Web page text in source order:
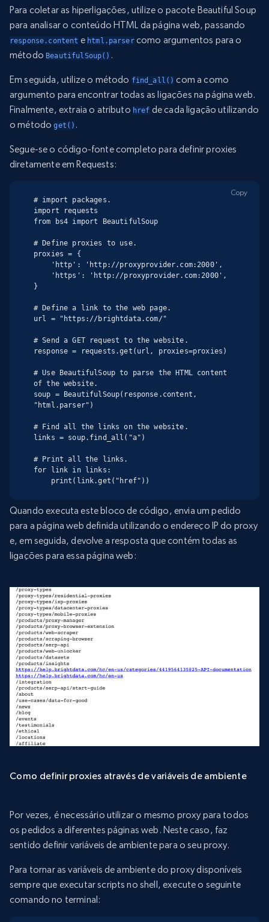
Para coletar as hiperligações, utilize o pacote Beautiful Soup
para analisar o conteúdo HTML da página web, passando
response.content e html.parsercomo argumentos para o
métodoBeautifulSoup() .
Em seguida, utilize o método find_all() com a como
argumento para encontrar todas as ligações na página web.
Finalmente, extraia o atributo href de cada ligação utilizando
o métodoget() .
Segue-se o código-fonte completo para definir proxies
diretamente em Requests:
# import packages.
import requests
from bs4 import BeautifulSoup
# Define proxies to use.
proxies = {
}
# Define a link to the web page.
url = "https://brightdata.com/"
# Send a GET request to the website.
response = requests.get(url, proxies=proxies)
# Use BeautifulSoup to parse the HTML content
of the website.
soup = BeautifulSoup(response.content,
"html.parser")
# Find all the links on the website.
links = soup.find_all("a")
# Print all the links.
for link in links:
    print(link.get("href"))
Copy
Quando executa este bloco de código, envia um pedido
para a página web definida utilizando o endereço IP do proxy
e, em seguida, devolve a resposta que contém todas as
ligações para essa página web:
Como definir proxies através de variáveis de ambiente
Por vezes, é necessário utilizar o mesmo proxy para todos
os pedidos a diferentes páginas web. Neste caso, faz
sentido definir variáveis de ambiente para o seu proxy.
Para tornar as variáveis de ambiente do proxy disponíveis
sempre que executar scripts no shell, execute o seguinte
comando no terminal: